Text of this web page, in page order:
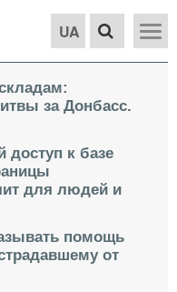
UA
за Донбасс.
доступ к базе
для людей и
помощь
от